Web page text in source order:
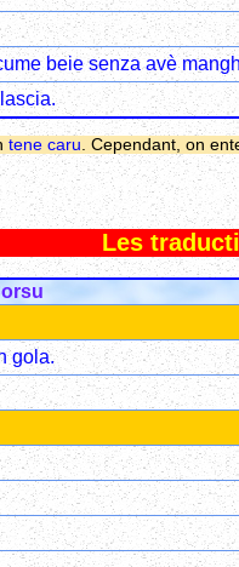
beie senza avè
tene caru . Cependant, on
Les
gola.